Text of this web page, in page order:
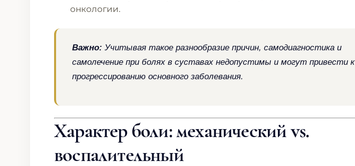
онкологии.
Важно: Учитывая такое разнообразие причин, самодиагностика и
самолечение при болях в суставах недопустимы и могут привести к
прогрессированию основного заболевания.
Характер боли: механический vs.
воспалительный